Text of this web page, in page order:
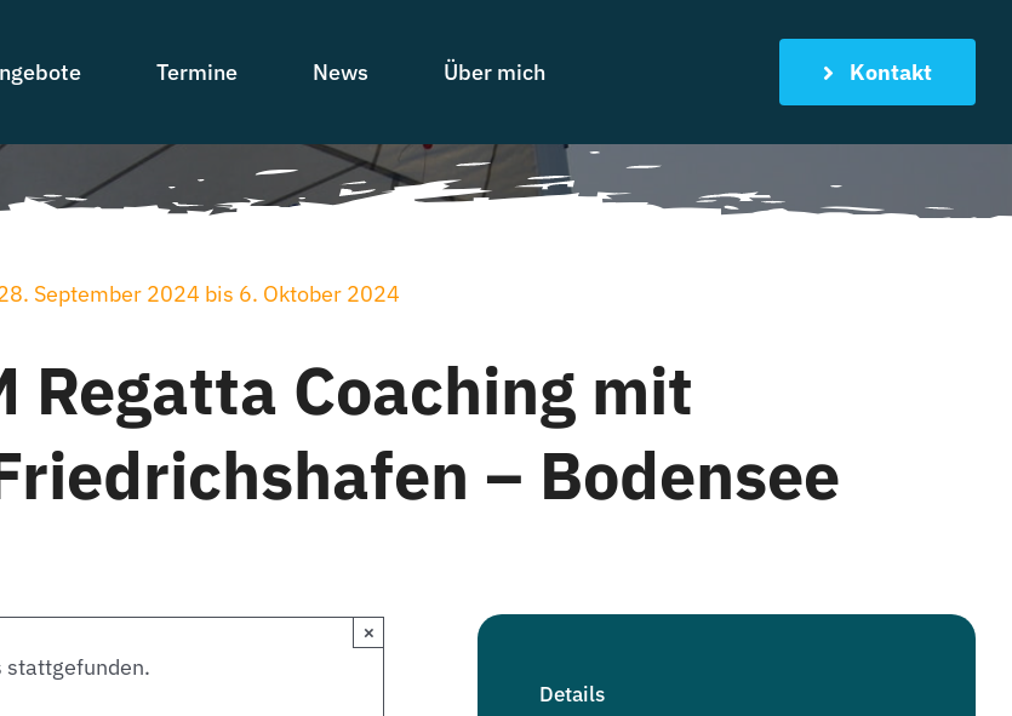
Termine News Über mich Kontakt
September 2024 bis 6. Oktober 2024
Regatta Coaching mit
– Bodensee
stattgefunden.
×
Details